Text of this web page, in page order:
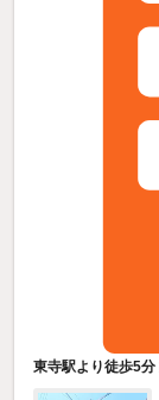
東寺駅より徒歩5